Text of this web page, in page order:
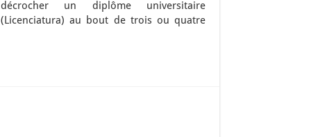
décrocher un diplôme universitaire
(Licenciatura) au bout de trois ou quatre